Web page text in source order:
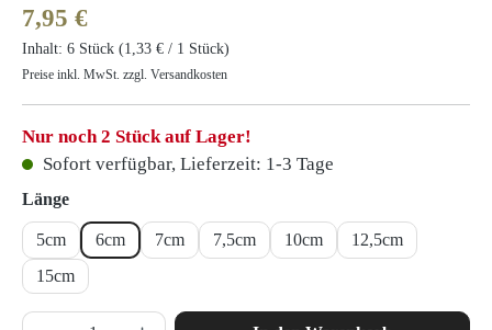
Regulärer Preis:
7,95 €
Inhalt: 6 Stück (1,33 € / 1 Stück)
Preise inkl. MwSt. zzgl. Versandkosten
Nur noch 2 Stück auf Lager!
Sofort verfügbar, Lieferzeit: 1-3 Tage
Längeauswählen
5cm 6cm 7cm 7,5cm 10cm
12,5cm
15cm